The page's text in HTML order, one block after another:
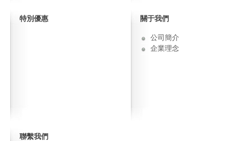
特別優惠 關于我們
公司簡介
企業理念
聯繫我們